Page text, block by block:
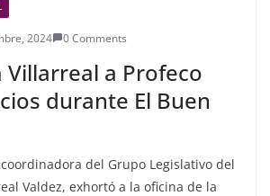
2024 0 Comments
Villarreal a Profeco
durante El Buen
coordinadora del Grupo Legislativo del
Valdez, exhortó a la oficina de la